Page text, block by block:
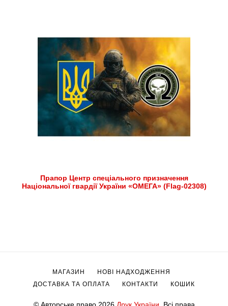
Прапор Центр спеціального призначення
Національної гвардії України «ОМЕГА» (Flag-02308)
МАГАЗИН
НОВІ НАДХОДЖЕННЯ
ДОСТАВКА ТА ОПЛАТА
КОНТАКТИ КОШИК